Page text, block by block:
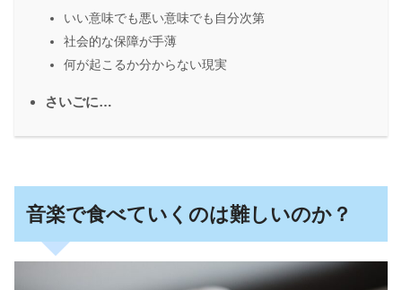
いい意味でも悪い意味でも自分次第
社会的な保障が手薄
何が起こるか分からない現実
さいごに…
音楽で食べていくのは難しいのか？